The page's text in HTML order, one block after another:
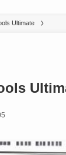
Ultimate